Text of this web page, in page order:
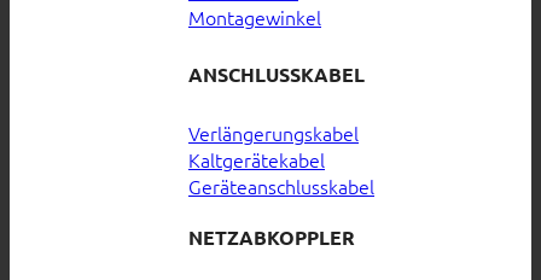
Montagewinkel
ANSCHLUSSKABEL
Verlängerungskabel
Kaltgerätekabel
Geräteanschlusskabel
NETZABKOPPLER